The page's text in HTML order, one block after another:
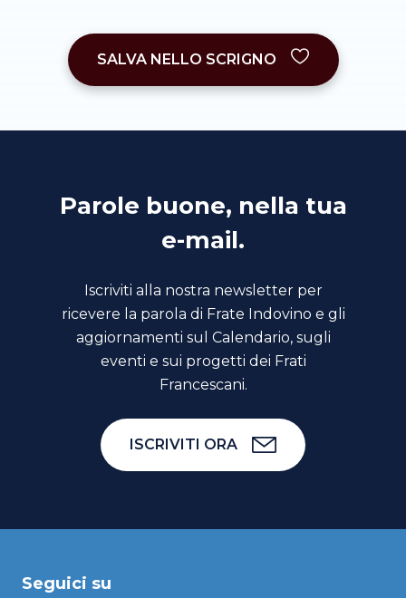
SALVA NELLO SCRIGNO
Parole buone, nella tua
e-mail.
Iscriviti alla nostra newsletter per
ricevere la parola di Frate Indovino e gli
aggiornamenti sul Calendario, sugli
eventi e sui progetti dei Frati
Francescani.
ISCRIVITI ORA
Seguici su